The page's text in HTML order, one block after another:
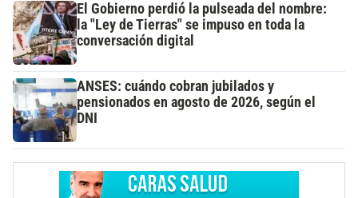
El Gobierno perdió la pulseada del nombre:
la "Ley de Tierras" se impuso en toda la
conversación digital
ANSES: cuándo cobran jubilados y
pensionados en agosto de 2026, según el
DNI